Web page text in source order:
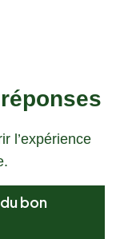
l’expérience
bon